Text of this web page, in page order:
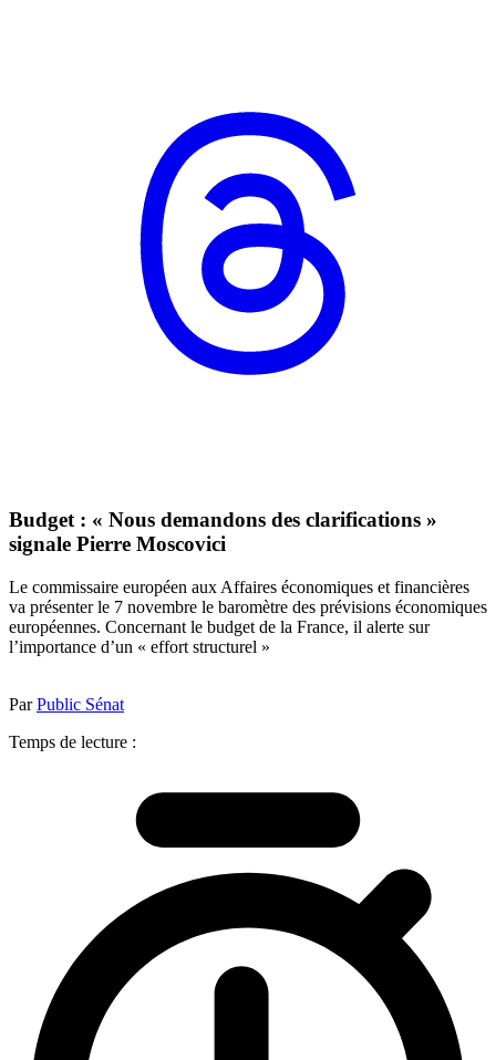
Budget : « Nous demandons des clarifications »
signale Pierre Moscovici
Le commissaire européen aux Affaires économiques et financières
va présenter le 7 novembre le baromètre des prévisions économiques
européennes. Concernant le budget de la France, il alerte sur
l’importance d’un « effort structurel »
ParPublic Sénat
Temps de lecture :